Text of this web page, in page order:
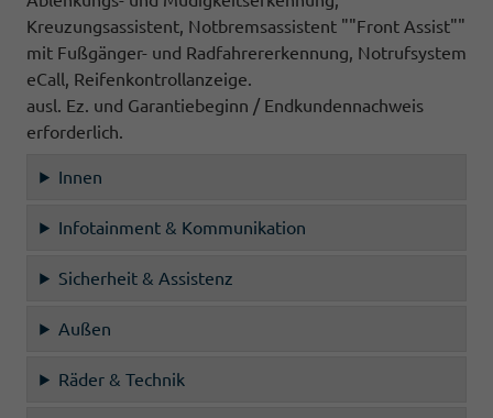
Kreuzungsassistent, Notbremsassistent ""Front Assist""
mit Fußgänger- und Radfahrererkennung, Notrufsystem
eCall, Reifenkontrollanzeige.
ausl. Ez. und Garantiebeginn / Endkundennachweis
erforderlich.
Innen
Infotainment & Kommunikation
Sicherheit & Assistenz
Außen
Räder & Technik